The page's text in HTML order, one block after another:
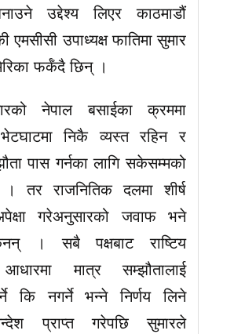
उद्देश्य लिएर काठमाडौं
उपाध्यक्ष फातिमा सुमार
फर्कँदै छिन् ।
नेपाल बसाईका क्रममा
निकै व्यस्त रहिन र
पास गर्नका लागि सकेसम्मको
। तर राजनितिक दलमा शीर्ष
गरेअनुसारको जवाफ भने
। सबै पक्षबाट राष्टिय
मात्र सम्झौतालाई
कि नगर्ने भन्ने निर्णय लिने
प्राप्त गरेपछि सुमारले